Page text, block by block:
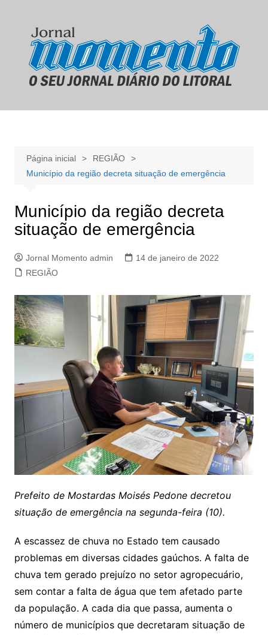
conteúdo
Página inicial
REGIÃO
Município da região decreta situação de emergência
Município da região decreta
situação de emergência
Jornal Momento admin
14 de janeiro de 2022
REGIÃO
Prefeito de Mostardas Moisés Pedone decretou
situação de emergência na segunda-feira (10).
A escassez de chuva no Estado tem causado
problemas em diversas cidades gaúchos. A falta de
chuva tem gerado prejuízo no setor agropecuário,
sem contar a falta de água que tem afetado parte
da população. A cada dia que passa, aumenta o
número de municípios que decretaram situação de